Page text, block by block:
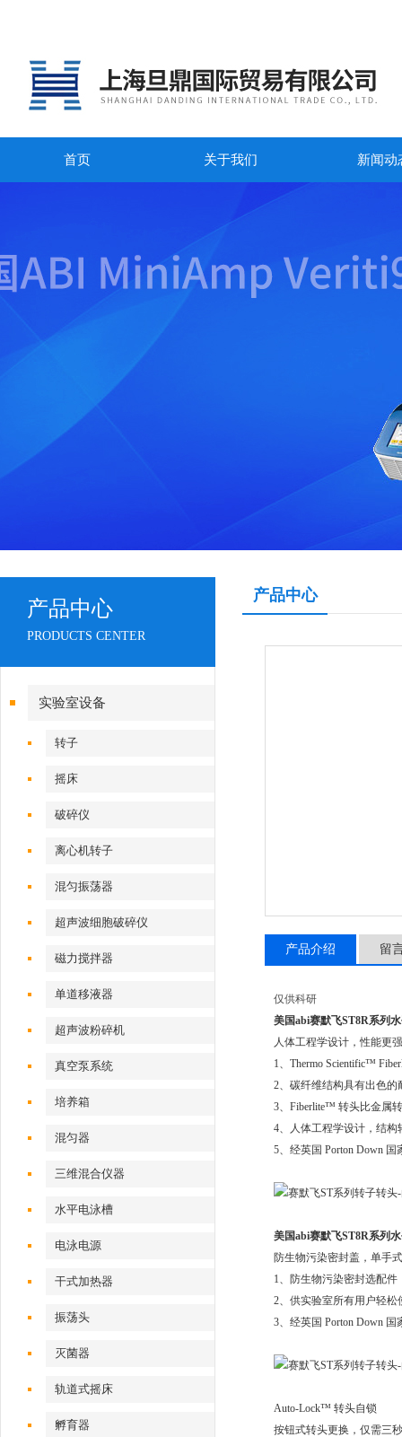
首页 关于我们 新闻动
产品中心
PRODUCTS CENTER
实验室设备
转子
摇床
破碎仪
离心机转子
混匀振荡器
超声波细胞破碎仪
磁力搅拌器
单道移液器
超声波粉碎机
真空泵系统
培养箱
混匀器
三维混合仪器
水平电泳槽
电泳电源
干式加热器
振荡头
灭菌器
轨道式摇床
孵育器
产品中心
产品介绍 留
仅供科研
美国abi赛默飞ST8R系列
人体工程学设计，性能更强
1、Thermo Scientific™
2、碳纤维结构具有出色
3、Fiberlite™ 转头比金属
4、人体工程学设计，结
5、经英国 Porton Down
美国abi赛默飞ST8R系列
防生物污染密封盖，单手
1、防生物污染密封选配
2、供实验室所有用户轻
3、经英国 Porton Down
Auto-Lock™ 转头自锁
按钮式转头更换，仅需三